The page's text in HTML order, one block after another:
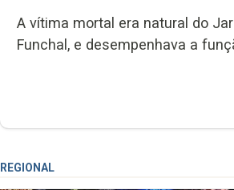
A vítima mortal era natural do
Funchal, e desempenhava a
REGIONAL